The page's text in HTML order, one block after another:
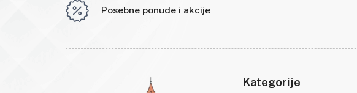
Posebne ponude i akcije
Kategorije